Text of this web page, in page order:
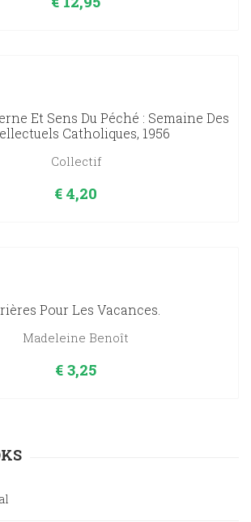
Et Sens Du Péché : Semaine Des
Catholiques, 1956
Collectif
€ 4,20
Pour Les Vacances.
Madeleine Benoît
€ 3,25